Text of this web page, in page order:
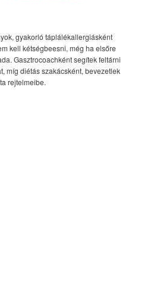
gyakorló táplálékallergiásként
kell kétségbeesni, még ha elsőre
Gasztrocoachként segítek feltárni
míg diétás szakácsként, bevezetlek
rejtelmeibe.